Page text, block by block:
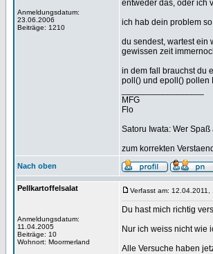
Anmeldungsdatum:
23.06.2006
Beiträge: 1210
entweder das, oder ich
ich hab dein problem
du sendest, wartest ein
gewissen zeit
in dem fall brauchst du
poll() und epoll() pollen
MFG
Flo
Satoru Iwata: Wer
zum korrekten
Nach oben
Pellkartoffelsalat
Anmeldungsdatum:
11.04.2005
Beiträge: 10
Wohnort: Moormerland
Verfasst am: 12.04.2011,
Du hast mich richtig
Nur ich weiss nicht wie
Alle Versuche haben